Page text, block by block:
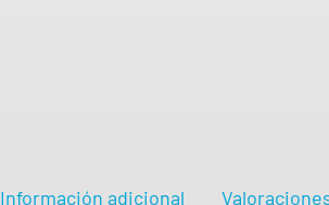
Información adicional